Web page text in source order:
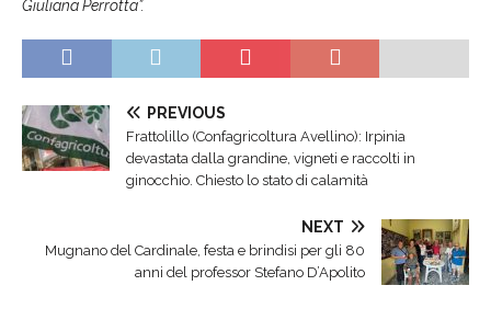
Giuliana Perrotta”.
PREVIOUS
Frattolillo (Confagricoltura Avellino): Irpinia
devastata dalla grandine, vigneti e raccolti in
ginocchio. Chiesto lo stato di calamità
NEXT
Mugnano del Cardinale, festa e brindisi per gli 80
anni del professor Stefano D’Apolito